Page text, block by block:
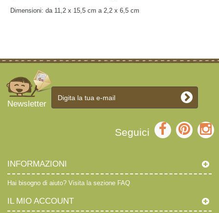
Dimensioni: da 11,2 x 15,5 cm a 2,2 x 6,5 cm
Newsletter
Seguici
INFORMAZIONI
Hai bisogno di aiuto? Visita la sezione FAQ
IL MIO ACCOUNT